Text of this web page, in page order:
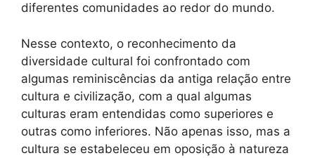
diferentes comunidades ao redor do mundo.
Nesse contexto, o reconhecimento da
diversidade cultural foi confrontado com
algumas reminiscências da antiga relação entre
cultura e civilização, com a qual algumas
culturas eram entendidas como superiores e
outras como inferiores. Não apenas isso, mas a
cultura se estabeleceu em oposição à natureza